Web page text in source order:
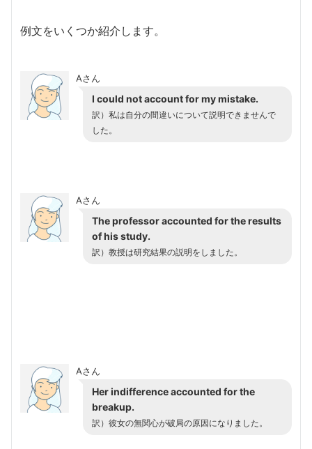
例文をいくつか紹介します。
Aさん
I could not account for my mistake.
訳） 私は自分の間違いについて説明できませんで
した。
Aさん
The professor accounted for the results
of his study.
訳） 教授は研究結果の説明をしました。
Aさん
Her indifference accounted for the
breakup.
訳） 彼女の無関心が破局の原因になりました。